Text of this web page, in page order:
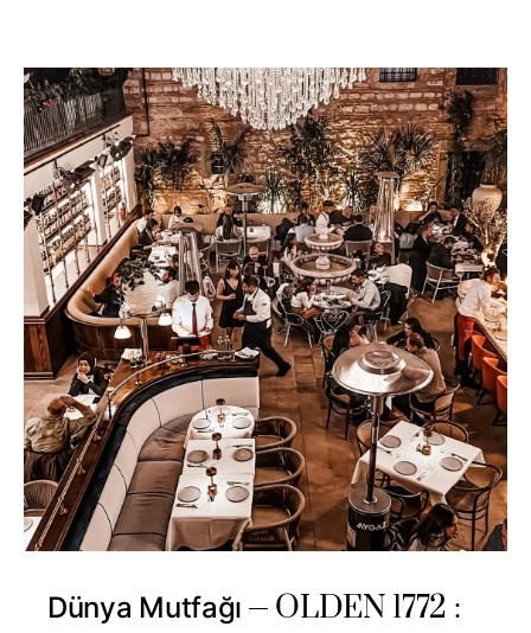
Dünya Mutfağı
OLDEN 1772 :